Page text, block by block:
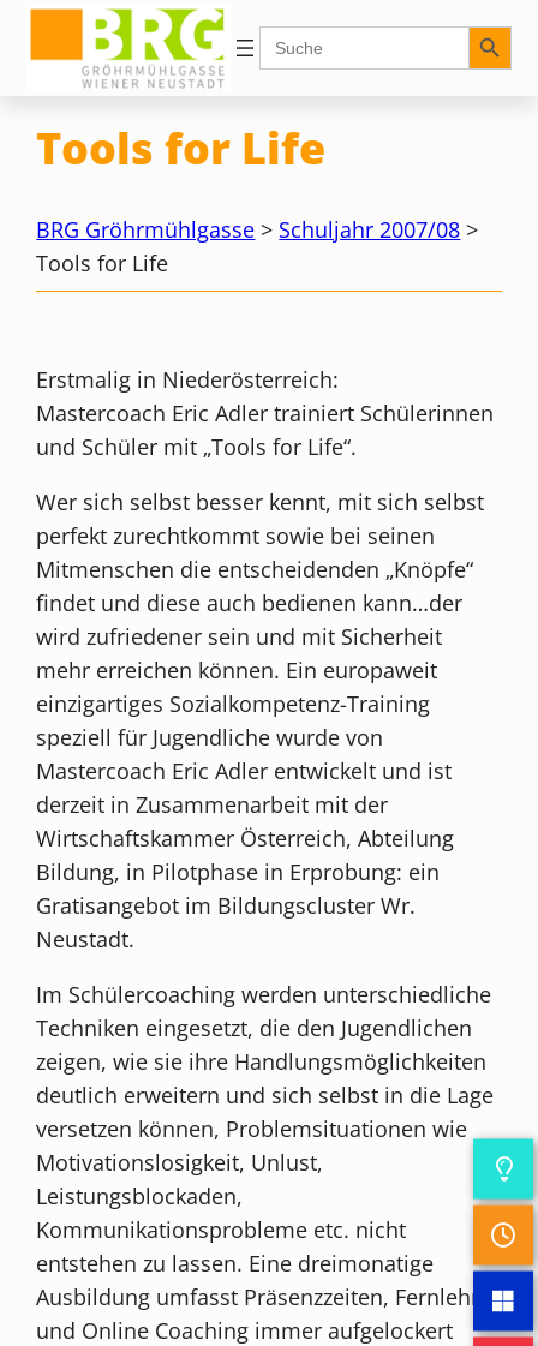
Inhalt
springen
Search
for:
Search Button
Tools for Life
BRG Gröhrmühlgasse > Schuljahr 2007/08 >
Tools for Life
Erstmalig in Niederösterreich:
Mastercoach Eric Adler trainiert Schülerinnen
und Schüler mit „Tools for Life“.
Wer sich selbst besser kennt, mit sich selbst
perfekt zurechtkommt sowie bei seinen
Mitmenschen die entscheidenden „Knöpfe“
findet und diese auch bedienen kann…der
wird zufriedener sein und mit Sicherheit
mehr erreichen können. Ein europaweit
einzigartiges Sozialkompetenz-Training
speziell für Jugendliche wurde von
Mastercoach Eric Adler entwickelt und ist
derzeit in Zusammenarbeit mit der
Wirtschaftskammer Österreich, Abteilung
Bildung, in Pilotphase in Erprobung: ein
Gratisangebot im Bildungscluster Wr.
Neustadt.
Im Schülercoaching werden unterschiedliche
Techniken eingesetzt, die den Jugendlichen
zeigen, wie sie ihre Handlungsmöglichkeiten
deutlich erweitern und sich selbst in die Lage
versetzen können, Problemsituationen wie
Motivationslosigkeit, Unlust,
Leistungsblockaden,
Kommunikationsprobleme etc. nicht
entstehen zu lassen. Eine dreimonatige
Ausbildung umfasst Präsenzzeiten, Fernlehre
und Online Coaching immer aufgelockert